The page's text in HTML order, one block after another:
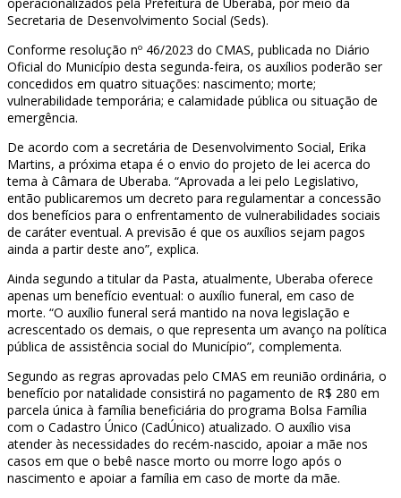
operacionalizados pela Prefeitura de Uberaba, por meio da
Secretaria de Desenvolvimento Social (Seds).
Conforme resolução nº 46/2023 do CMAS, publicada no Diário
Oficial do Município desta segunda-feira, os auxílios poderão ser
concedidos em quatro situações: nascimento; morte;
vulnerabilidade temporária; e calamidade pública ou situação de
emergência.
De acordo com a secretária de Desenvolvimento Social, Erika
Martins, a próxima etapa é o envio do projeto de lei acerca do
tema à Câmara de Uberaba. “Aprovada a lei pelo Legislativo,
então publicaremos um decreto para regulamentar a concessão
dos benefícios para o enfrentamento de vulnerabilidades sociais
de caráter eventual. A previsão é que os auxílios sejam pagos
ainda a partir deste ano”, explica.
Ainda segundo a titular da Pasta, atualmente, Uberaba oferece
apenas um benefício eventual: o auxílio funeral, em caso de
morte. “O auxílio funeral será mantido na nova legislação e
acrescentado os demais, o que representa um avanço na política
pública de assistência social do Município”, complementa.
Segundo as regras aprovadas pelo CMAS em reunião ordinária, o
benefício por natalidade consistirá no pagamento de R$ 280 em
parcela única à família beneficiária do programa Bolsa Família
com o Cadastro Único (CadÚnico) atualizado. O auxílio visa
atender às necessidades do recém-nascido, apoiar a mãe nos
casos em que o bebê nasce morto ou morre logo após o
nascimento e apoiar a família em caso de morte da mãe.